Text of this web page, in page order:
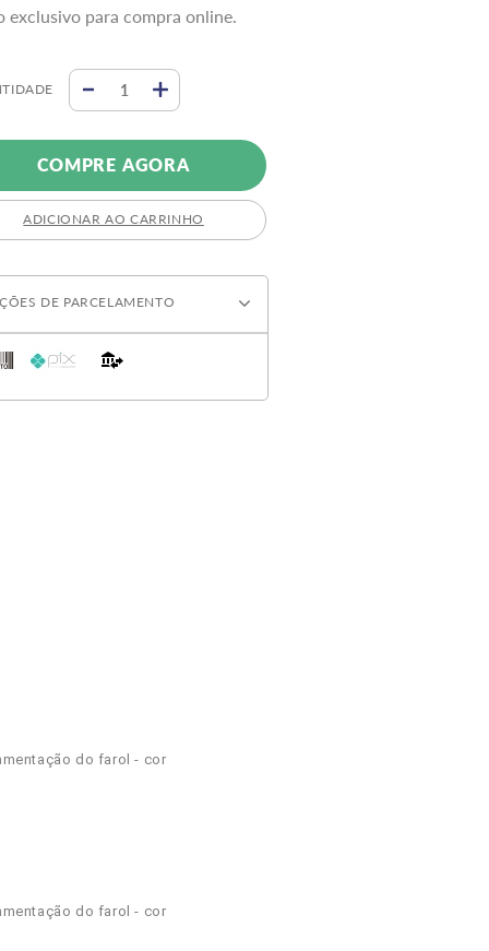
exclusivo para compra online.
COMPRE AGORA
ADICIONAR AO CARRINHO
DE PARCELAMENTO
do farol - cor
do farol - cor